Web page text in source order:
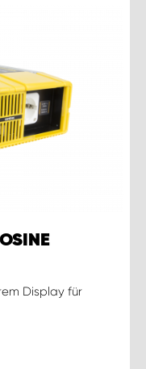
Display für